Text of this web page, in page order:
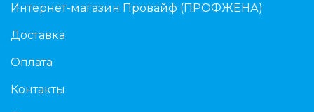
Интернет-магазин Провайф (ПРОФЖЕНА)
Доставка
Оплата
Контакты